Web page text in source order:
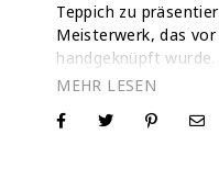
Teppich zu
Meisterwerk, das vor
handgeknüpft
Geschäft mit über
dass der Kauf eines